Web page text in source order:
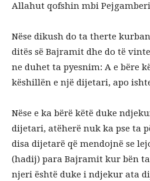
Nëse dikush do ta therte
ditës së Bajramit dhe do të
ne duhet ta pyesnim: A e bëre
këshillën e një dijetari, apo
Nëse e ka bërë këtë duke
dijetari, atëherë nuk ka pse ta
disa dijetarë që mendojnë se
(hadij) para Bajramit kur bën
njeri është duke i ndjekur ata